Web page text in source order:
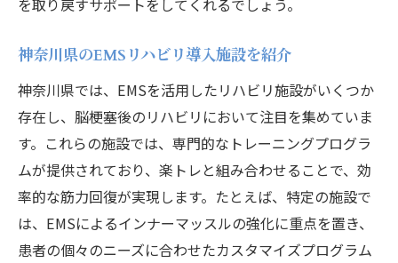
を取り戻すサポートをしてくれるでしょう。
神奈川県のEMSリハビリ導入施設を紹介
神奈川県では、EMSを活用したリハビリ施設がいくつか
存在し、脳梗塞後のリハビリにおいて注目を集めていま
す。これらの施設では、専門的なトレーニングプログラ
ムが提供されており、楽トレと組み合わせることで、効
率的な筋力回復が実現します。たとえば、特定の施設で
は、EMSによるインナーマッスルの強化に重点を置き、
患者の個々のニーズに合わせたカスタマイズプログラム